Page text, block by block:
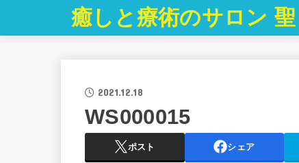
癒しと療術のサロン 聖
2021.12.18
WS000015
ポスト シェア